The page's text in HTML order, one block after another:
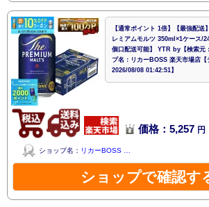
【通常ポイント 1倍】【最強配送
レミアムモルツ 350ml×1ケース/
個口配送可能】 YTR by【検索元
プ名：リカーBOSS 楽天市場店【
2026/08/08 01:42:51】
価格：5,257 円
ショップ名： リカーBOSS …
ショップで確認す